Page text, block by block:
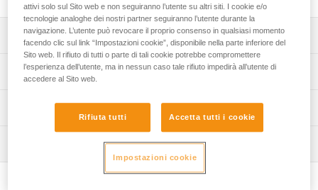
Descrizione
Custodia di ricambio per sedile LITEPOD.
Specifiche tecniche
Peso: 310 g
Colore(i) : nero, giallo
Informazioni tecniche
Libretto d'uso
Scarica il pdf technical-notice-PODIUM_LITEPOD-2
attivi solo sul Sito web e non seguiranno l’utente su altri siti. I cookie e/o
tecnologie analoghe dei nostri partner seguiranno l’utente durante la
navigazione. L’utente può revocare il proprio consenso in qualsiasi momento
facendo clic sul link “Impostazioni cookie”, disponibile nella parte inferiore del
Sito web. Il rifiuto di tutti o parte di tali cookie potrebbe compromettere
l’esperienza dell’utente, ma in nessun caso tale rifiuto impedirà all’utente di
accedere al Sito web.
Rifiuta tutti Accetta tutti i cookie
Impostazioni cookie